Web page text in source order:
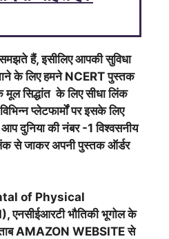
हैं, इसीलिए आपकी सुविधा
के लिए हमने NCERT पुस्तक
मूल सिद्धांत के लिए सीधा लिंक
प्लेटफार्मों पर इसके लिए
दुनिया की नंबर -1 विश्वसनीय
से जाकर अपनी पुस्तक ऑर्डर
of Physical
भौतिकी भूगोल के
AMAZON WEBSITE से